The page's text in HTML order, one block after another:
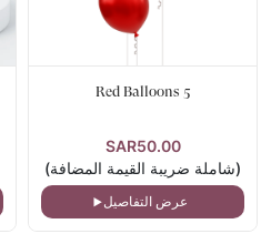
5 Red Balloons
SAR50.00
(شاملة ضريبة القيمة المضافة)
عرض التفاصيل